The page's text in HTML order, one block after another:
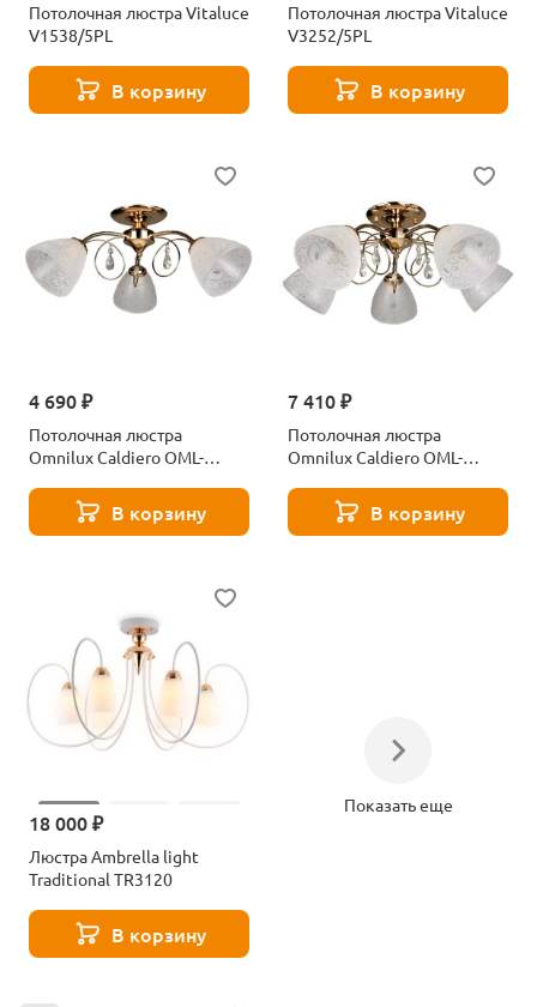
Потолочная люстра Vitaluce
V1538/5PL
В корзину
Потолочная люстра Vitaluce
V3252/5PL
В корзину
4 690 ₽
Потолочная люстра
Omnilux Caldiero OML-
В корзину
7 410 ₽
Потолочная люстра
Omnilux Caldiero OML-
В корзину
18 000 ₽
Люстра Ambrella light
Traditional TR3120
В корзину
Показать еще